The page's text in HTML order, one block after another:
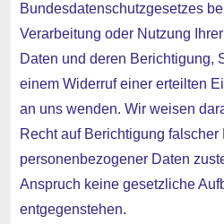
Bundesdatenschutzgesetzes
Verarbeitung oder Nutzung
Daten und deren Berichtigung,
einem Widerruf einer erteilten
an uns wenden. Wir weisen
Recht auf Berichtigung
personenbezogener Daten
Anspruch keine gesetzliche
entgegenstehen.